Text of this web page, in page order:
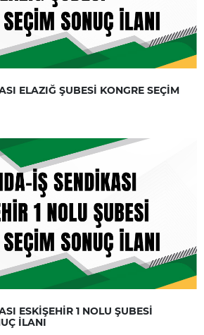
ELAZIĞ ŞUBESİ KONGRE SEÇİM
ESKİŞEHİR 1 NOLU ŞUBESİ
İLANI